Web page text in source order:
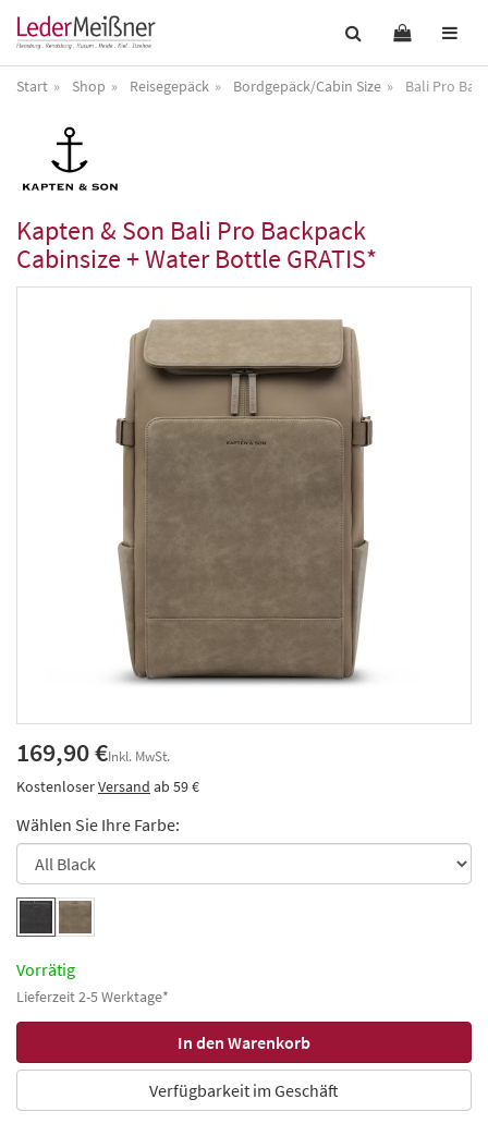
Start Shop Reisegepäck Bordgepäck/Cabin Size Bali Pro
Kapten & Son Bali Pro Backpack
Cabinsize + Water Bottle GRATIS*
169,90 €Inkl. MwSt.
KostenloserVersand ab 59 €
Wählen Sie Ihre Farbe:
Vorrätig
Lieferzeit 2-5 Werktage*
Verfügbarkeit im Geschäft